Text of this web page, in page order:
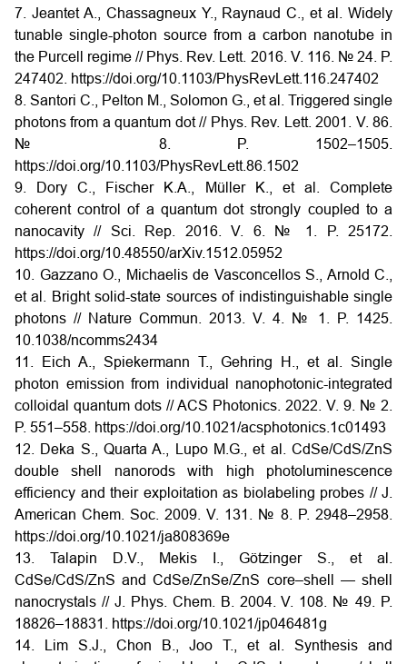
7. Jeantet A., Chassagneux Y., Raynaud C., et al. Widely
tunable single-photon source from a carbon nanotube in
the Purcell regime // Phys. Rev. Lett. 2016. V. 116. № 24. P.
247402.
https://doi.org/10.1103/PhysRevLett.116.247402
8. Santori C., Pelton M., Solomon G., et al. Triggered single
photons from a quantum dot // Phys. Rev. Lett. 2001. V. 86.
№ 8. P. 1502–1505.
https://doi.org/10.1103/PhysRevLett.86.1502
9. Dory C., Fischer K.A., Müller K., et al. Complete
coherent control of a quantum dot strongly coupled to a
nanocavity // Sci. Rep. 2016. V. 6. № 1. P. 25172.
https://doi.org/10.48550/arXiv.1512.05952
10. Gazzano O., Michaelis de Vasconcellos S., Arnold C.,
et al. Bright solid-state sources of indistinguishable single
photons // Nature Commun. 2013. V. 4. № 1. P. 1425.
10.1038/ncomms2434
11. Eich A., Spiekermann T., Gehring H., et al. Single
photon emission from individual nanophotonic-integrated
colloidal quantum dots // ACS Photonics. 2022. V. 9. № 2.
P. 551–558. https://doi.org/10.1021/acsphotonics.1c01493
12. Deka S., Quarta A., Lupo M.G., et al. CdSe/CdS/ZnS
double shell nanorods with high photoluminescence
efficiency and their exploitation as biolabeling probes // J.
American Chem. Soc. 2009. V. 131. № 8. P. 2948–2958.
https://doi.org/10.1021/ja808369e
13. Talapin D.V., Mekis I., Götzinger S., et al.
CdSe/CdS/ZnS and CdSe/ZnSe/ZnS core–shell — shell
nanocrystals // J. Phys. Chem. B. 2004. V. 108. № 49. P.
18826–18831.
https://doi.org/10.1021/jp046481g
14. Lim S.J., Chon B., Joo T., et al. Synthesis and